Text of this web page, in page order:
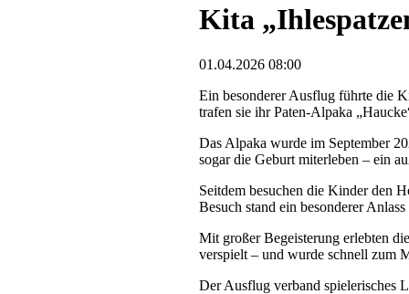
Kita
01.04.2026 08:00
Ein besonderer Ausflug führte die
trafen sie ihr Paten-Alpaka
Das Alpaka wurde im September
sogar die Geburt miterleben – ein
Seitdem besuchen die Kinder den
Besuch stand ein besonderer
Mit großer Begeisterung erlebten
verspielt – und wurde schnell zum
Der Ausflug verband spielerisches